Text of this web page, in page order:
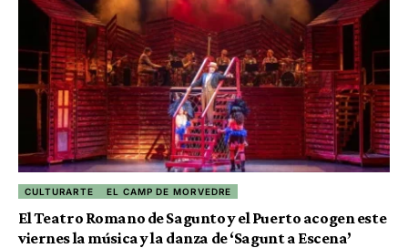
CULTURARTE EL CAMP DE MORVEDRE
El Teatro Romano de Sagunto y el Puerto acogen este
viernes la música y la danza de ‘Sagunt a Escena’